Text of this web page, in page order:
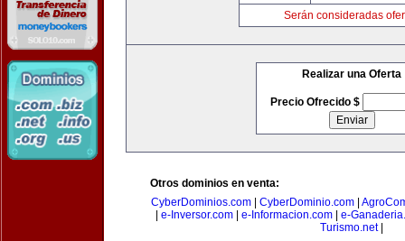
Serán consideradas
Realizar una Oferta
Precio Ofrecido $
Otros dominios en venta:
CyberDominios.com| CyberDominio.com|
e-Inversor.com| e-Informacion.com| e-
Turismo.net|